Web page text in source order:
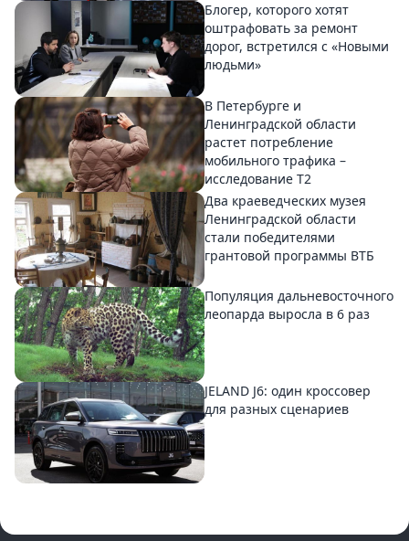
Блогер, которого хотят
оштрафовать за ремонт
дорог, встретился с «Новыми
людьми»
В Петербурге и
Ленинградской области
растет потребление
мобильного трафика –
исследование T2
Два краеведческих музея
Ленинградской области
стали победителями
грантовой программы ВТБ
Популяция дальневосточного
леопарда выросла в 6 раз
JELAND J6: один кроссовер
для разных сценариев